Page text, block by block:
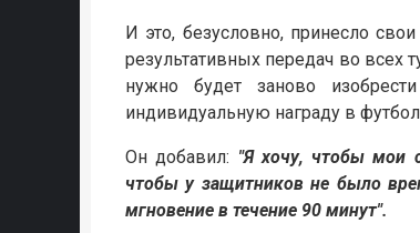
И это, безусловно, принесло
результативных передач во всех
нужно будет заново
индивидуальную награду в
Он добавил: "Я хочу, чтобы мои
чтобы у защитников не было
мгновение в течение 90 минут".